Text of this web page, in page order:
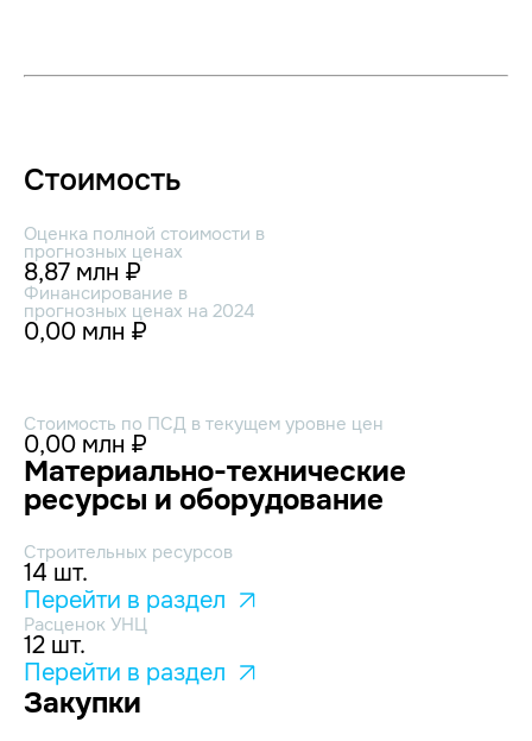
Стоимость
Оценка полной стоимости в
прогнозных ценах
8,87 млн ₽
Финансирование в
прогнозных ценах на 2024
0,00 млн ₽
Стоимость по ПСД в текущем уровне цен
0,00 млн ₽
Материально-технические
ресурсы и оборудование
Строительных ресурсов
14 шт.
Перейти в раздел
Расценок УНЦ
12 шт.
Перейти в раздел
Закупки